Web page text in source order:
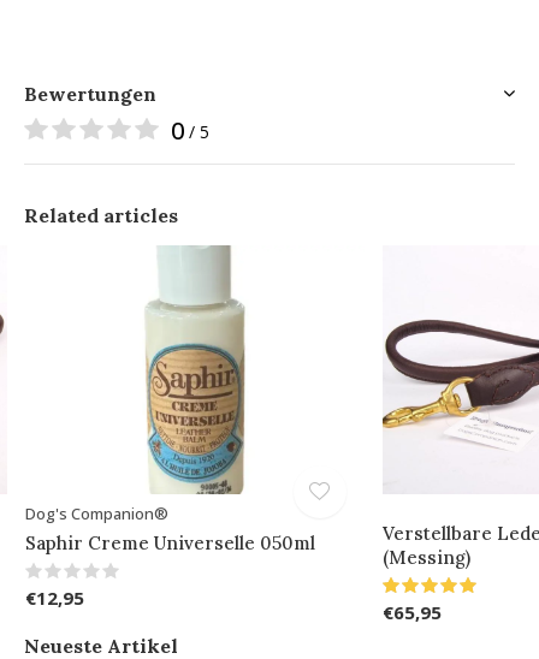
Bewertungen
0 / 5
Related articles
Dog's Companion®
Saphir Creme Universelle 050ml
€12,95
Verstellbare
(Messing)
€65,95
Neueste Artikel